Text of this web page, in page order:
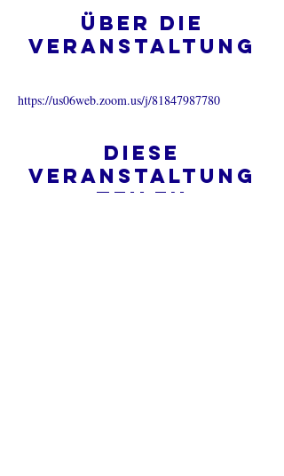
Über die
Veranstaltung
https://us06web.zoom.us/j/81847987780
Diese
Veranstaltung
teilen